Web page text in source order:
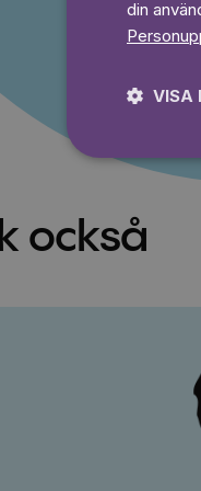
också
din
VISA